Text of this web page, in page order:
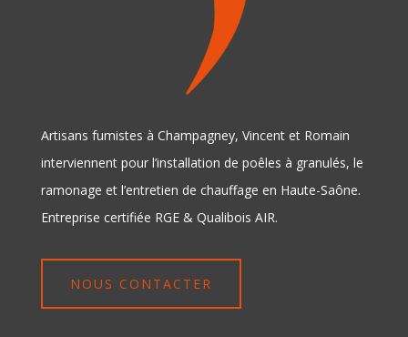
Artisans fumistes à Champagney, Vincent et Romain
interviennent pour l’installation de poêles à granulés, le
ramonage et l’entretien de chauffage en Haute-Saône.
Entreprise certifiée RGE & Qualibois AIR.
NOUS CONTACTER